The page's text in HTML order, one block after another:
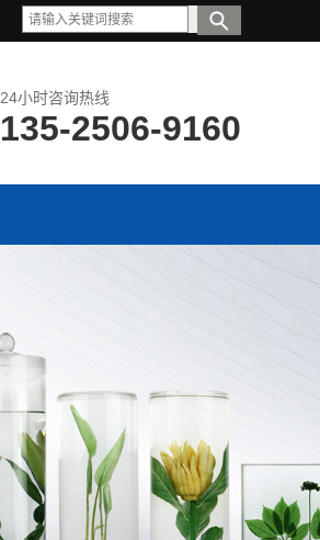
24小时咨询热线
135-2506-9160